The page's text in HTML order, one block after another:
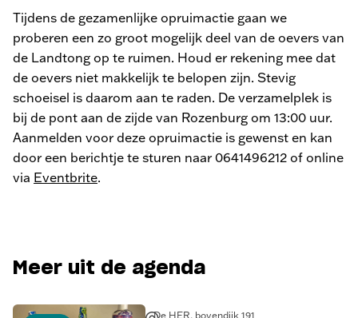
Tijdens de gezamenlijke opruimactie gaan we
proberen een zo groot mogelijk deel van de oevers van
de Landtong op te ruimen. Houd er rekening mee dat
de oevers niet makkelijk te belopen zijn. Stevig
schoeisel is daarom aan te raden. De verzamelplek is
bij de pont aan de zijde van Rozenburg om 13:00 uur.
Aanmelden voor deze opruimactie is gewenst en kan
door een berichtje te sturen naar 0641496212 of online
via Eventbrite.
Meer uit de agenda
De HER, bovendijk 191